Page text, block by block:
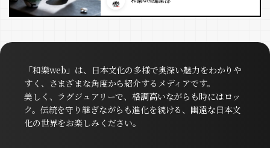
「和樂web」は、日本文化の多様で奥深い魅力をわかりや
すく、さまざまな角度から紹介するメディアです。
美しく、ラグジュアリーで、格調高いながらも時にはロッ
ク。伝統を守り継ぎながらも進化を続ける、幽遠な日本文
化の世界をお楽しみください。